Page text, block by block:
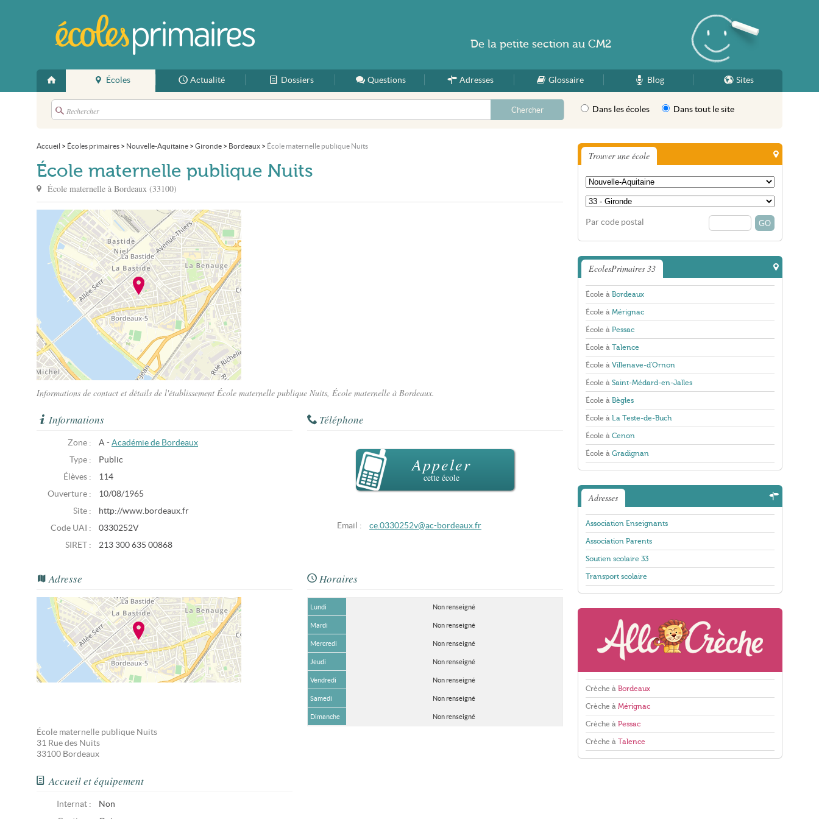
Accueil
Écoles Actualité Dossiers Questions Adresses Glossaire Blog Sites
Dans les écoles Dans tout le site
Accueil > Écoles primaires > Nouvelle-Aquitaine > Gironde > Bordeaux > École maternelle publique Nuits
École maternelle publique Nuits
École maternelle à Bordeaux (33100)
Informations de contact et détails de l'établissement École maternelle publique Nuits, École maternelle à Bordeaux.
Informations
Zone : A - Académie de Bordeaux
Type :
Public
Élèves :
114
Ouverture :
10/08/1965
Site :
http://www.bordeaux.fr
Code UAI :
0330252V
SIRET :
213 300 635 00868
Téléphone
Appeler
cette école
Email : ce.0330252v@ac-bordeaux.fr
Adresse
École maternelle publique Nuits
31 Rue des Nuits
33100 Bordeaux
Horaires
Lundi Non renseigné
Mardi Non renseigné
Mercredi Non renseigné
Jeudi Non renseigné
Vendredi Non renseigné
Samedi Non renseigné
Dimanche Non renseigné
Accueil et équipement
Internat :
Non
Trouver une école
Par code postal
EcolesPrimaires 33
École à Bordeaux
École à Mérignac
École à Pessac
École à Talence
École à Villenave-d'Ornon
École à Saint-Médard-en-Jalles
École à Bègles
École à La Teste-de-Buch
École à Cenon
École à Gradignan
Adresses
Association Enseignants
Association Parents
Soutien scolaire 33
Transport scolaire
Crèche à Bordeaux
Crèche à Mérignac
Crèche à Pessac
Crèche à Talence
De la petite section au CM2